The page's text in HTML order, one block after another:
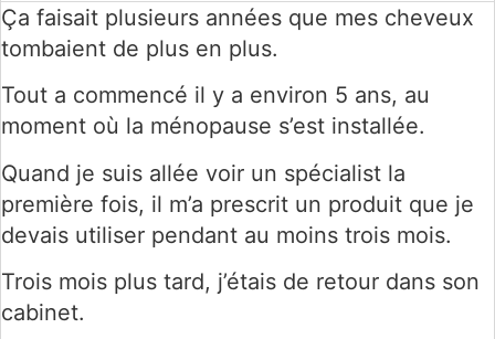
Ça faisait plusieurs années que mes cheveux
tombaient de plus en plus.
Tout a commencé il y a environ 5 ans, au
moment où la ménopause s’est installée.
Quand je suis allée voir un spécialist la
première fois, il m’a prescrit un produit que je
devais utiliser pendant au moins trois mois.
Trois mois plus tard, j’étais de retour dans son
cabinet.